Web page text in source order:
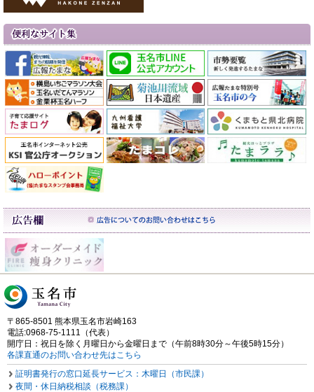
〒865-8501 熊本県玉名市岩崎163
電話:0968-75-1111（代表）
開庁日：祝日を除く月曜日から金曜日まで（午前8時30分～午後5時15分）
各課直通のお問い合わせ先はこちら
証明書発行の窓口延長サービス：木曜日（市民課）
夜間・休日納税相談（税務課）